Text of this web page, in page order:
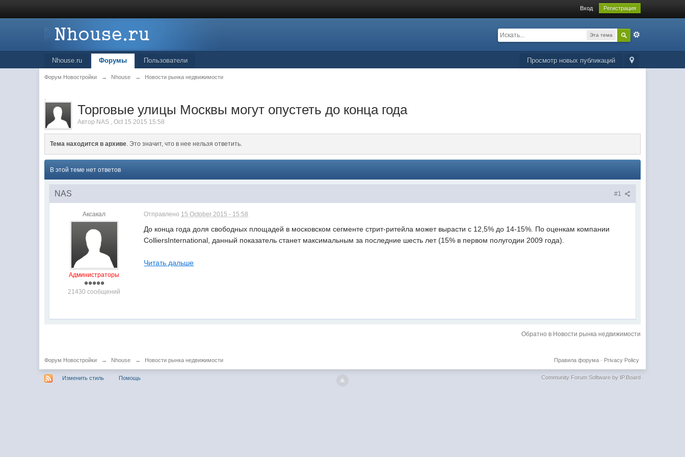
Вход Регистрация
Эта тема
Просмотр новых публикаций
Nhouse.ru Форумы Пользователи
Форум Новостройки → Nhouse → Новости рынка недвижимости
.
Торговые улицы Москвы могут опустеть до конца года
Автор NAS ,Oct 15 2015 15:58
Тема находится в архиве. Это значит, что в нее нельзя ответить.
В этой теме нет ответов
#1
NAS
Аксакал
Администраторы
21430 сообщений
Отправлено 15 October 2015 - 15:58
До конца года доля свободных площадей в московском сегменте cтрит-ритейла может вырасти с 12,5% до 14-15%. По оценкам компании
ColliersInternational, данный показатель станет максимальным за последние шесть лет (15% в первом полугодии 2009 года).
Читать дальше
Обратно в Новости рынка недвижимости
Форум Новостройки → Nhouse → Новости рынка недвижимости Privacy Policy
Правила форума·
Изменить стиль Помощь Community Forum Software by IP.Board